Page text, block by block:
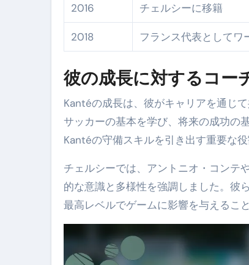
2016 チェルシーに移籍
2018 フランス代表としてワ
彼の成長に対するコー
Kantéの成長は、彼がキャリアを通じ
サッカーの基本を学び、将来の成功の
Kantéの守備スキルを引き出す重要な
チェルシーでは、アントニオ・コンテ
的な意識と多様性を強調しました。彼
最高レベルでゲームに影響を与えるこ